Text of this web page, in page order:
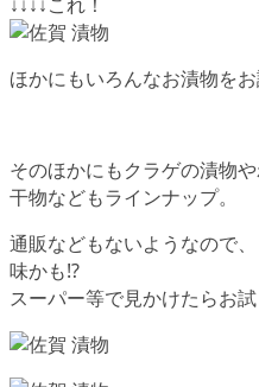
↓↓↓↓これ！
ほかにもいろんなお漬物を
そのほかにもクラゲの漬物
干物などもラインナップ。
通販などもないようなので
味かも!?
スーパー等で見かけたらお試